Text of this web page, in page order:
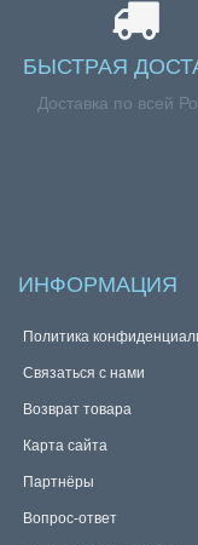
БЫСТРАЯ
Доставка по всей
ИНФОРМАЦИЯ
Политика
Связаться с нами
Возврат товара
Карта сайта
Партнёры
Вопрос-ответ